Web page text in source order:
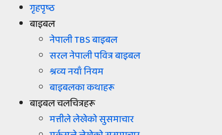
गृहपृष्‍ठ
बाइबल
नेपाली TBS बाइबल
सरल नेपाली पवित्र बाइबल
श्रव्‍य नयाँ नियम
बाइबलका कथाहरू
बाइबल चलचित्रहरू
मत्तीले लेखेको सुसमाचार